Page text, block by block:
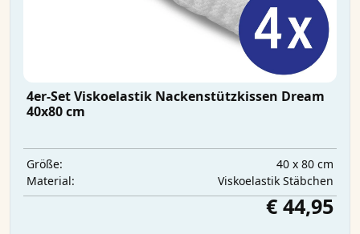
4er-Set Viskoelastik Nackenstützkissen Dream
40x80 cm
Größe:
40 x 80 cm
Material:
Viskoelastik Stäbchen
€ 44,95